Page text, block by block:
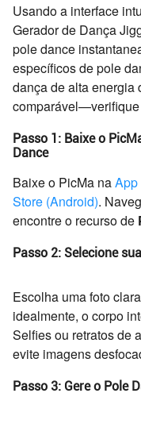
Usando a interface
Gerador de Dança
pole dance
específicos de pole
dança de alta energia
comparável—verifique
Passo 1: Baixe o
Dance
Baixe o PicMa naApp
Store (Android).
encontre o recurso de
Passo 2: Selecione
Escolha uma foto
idealmente, o corpo
Selfies ou retratos de
evite imagens
Passo 3: Gere o Pole